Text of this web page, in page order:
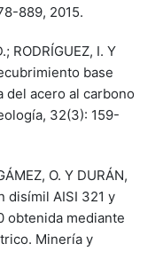
889, 2015.
RODRÍGUEZ, I. Y
base
del acero al carbono
32(3): 159-
O. Y DURÁN,
disímil AISI 321 y
obtenida mediante
Minería y